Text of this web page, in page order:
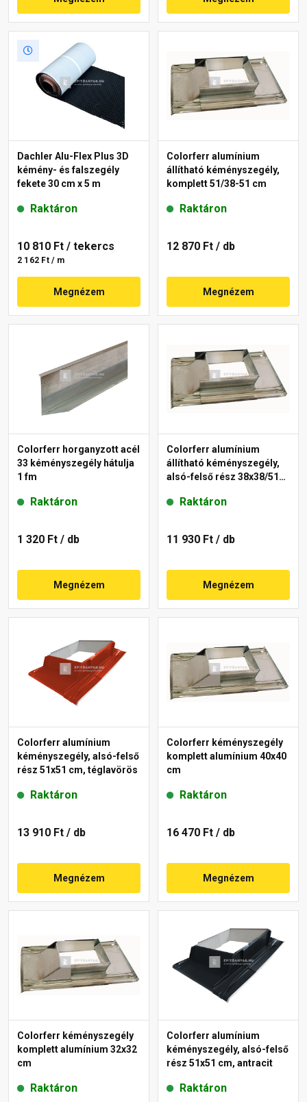
Dachler Alu-Flex Plus 3D
kémény- és falszegély
fekete 30 cm x 5 m
Raktáron
10 810 Ft / tekercs
2 162 Ft / m
Megnézem
Colorferr alumínium
állítható kéményszegély,
komplett 51/38-51 cm
Raktáron
12 870 Ft / db
Megnézem
Colorferr horganyzott acél
33 kéményszegély hátulja
1 fm
Raktáron
1 320 Ft / db
Megnézem
Colorferr alumínium
állítható kéményszegély,
alsó-felső rész 38x38/51
Raktáron
11 930 Ft / db
Megnézem
Colorferr alumínium
kéményszegély, alsó-felső
rész 51x51 cm, téglavörös
Raktáron
13 910 Ft / db
Megnézem
Colorferr kéményszegély
komplett alumínium 40x40
cm
Raktáron
16 470 Ft / db
Megnézem
Colorferr kéményszegély
komplett alumínium 32x32
cm
Raktáron
Colorferr alumínium
kéményszegély, alsó-felső
rész 51x51 cm, antracit
Raktáron